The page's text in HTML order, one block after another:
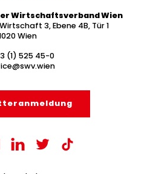
Wirtschaftsverband Wien
3, Ebene 4B, Tür 1
Wien
(1) 525 45-0